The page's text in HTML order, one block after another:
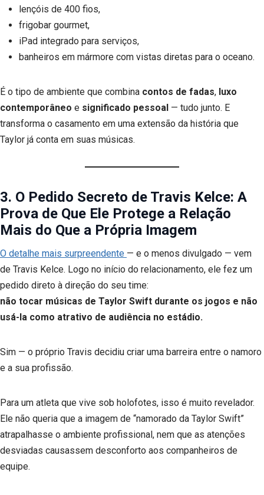
lençóis de 400 fios,
frigobar gourmet,
iPad integrado para serviços,
banheiros em mármore com vistas diretas para o oceano.
É o tipo de ambiente que combina contos de fadas, luxo
contemporâneo e significado pessoal — tudo junto. E
transforma o casamento em uma extensão da história que
Taylor já conta em suas músicas.
3. O Pedido Secreto de Travis Kelce: A
Prova de Que Ele Protege a Relação
Mais do Que a Própria Imagem
O detalhe mais surpreendente — e o menos divulgado — vem
de Travis Kelce. Logo no início do relacionamento, ele fez um
pedido direto à direção do seu time:
não tocar músicas de Taylor Swift durante os jogos e não
usá-la como atrativo de audiência no estádio.
Sim — o próprio Travis decidiu criar uma barreira entre o namoro
e a sua profissão.
Para um atleta que vive sob holofotes, isso é muito revelador.
Ele não queria que a imagem de “namorado da Taylor Swift”
atrapalhasse o ambiente profissional, nem que as atenções
desviadas causassem desconforto aos companheiros de
equipe.